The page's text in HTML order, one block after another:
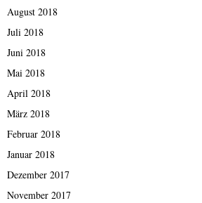
August 2018
Juli 2018
Juni 2018
Mai 2018
April 2018
März 2018
Februar 2018
Januar 2018
Dezember 2017
November 2017